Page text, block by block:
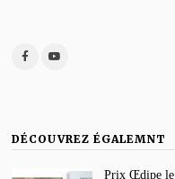
DÉCOUVREZ ÉGALEMNT
Prix Œdipe le